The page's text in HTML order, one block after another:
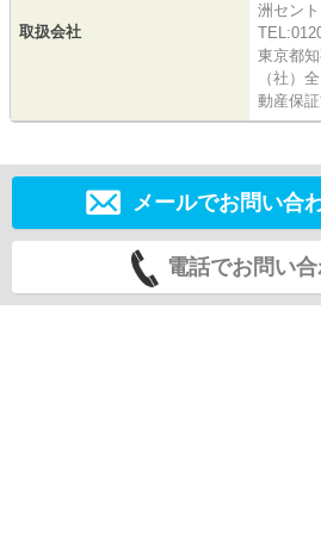
取扱会社
洲セン
東京都
（社）
動産保
メールでお問い合
電話でお問い